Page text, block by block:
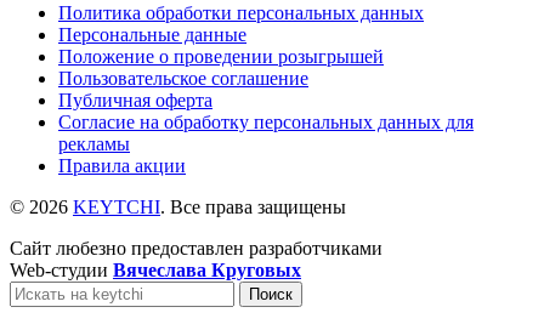
Политика обработки персональных данных
Персональные данные
Положение о проведении розыгрышей
Пользовательское соглашение
Публичная оферта
Согласие на обработку персональных данных для
рекламы
Правила акции
© 2026 KEYTCHI. Все права защищены
Сайт любезно предоставлен разработчиками
Web-студии Вячеслава Круговых
Поиск